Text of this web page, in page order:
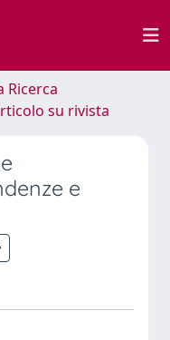
Ricerca
su rivista
e